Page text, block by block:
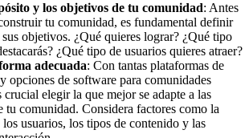
y los objetivos de tu comunidad: Antes
tu comunidad, es fundamental definir
objetivos. ¿Qué quieres lograr? ¿Qué tipo
¿Qué tipo de usuarios quieres atraer?
adecuada: Con tantas plataformas de
opciones de software para comunidades
crucial elegir la que mejor se adapte a las
tu comunidad. Considera factores como la
usuarios, los tipos de contenido y las